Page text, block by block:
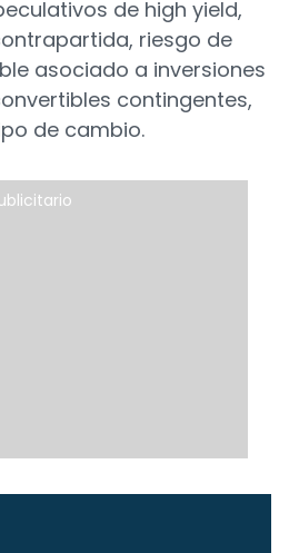
de high yield,
riesgo de
asociado a inversiones
contingentes,
de cambio.